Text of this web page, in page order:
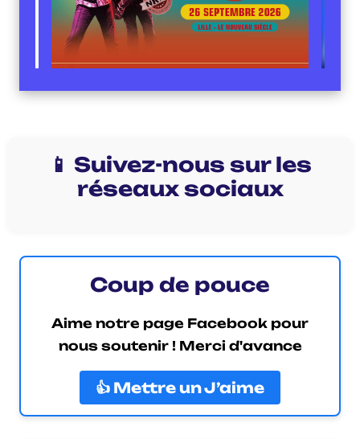
📱 Suivez-nous sur les
réseaux sociaux
Coup de pouce
Aime notre page Facebook pour
nous soutenir ! Merci d'avance
👍 Mettre un J’aime